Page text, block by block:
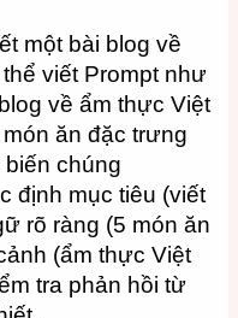
một bài blog về
viết Prompt như
về ẩm thực Việt
ăn đặc trưng
chúng
định mục tiêu (viết
rõ ràng (5 món ăn
(ẩm thực Việt
tra phản hồi từ